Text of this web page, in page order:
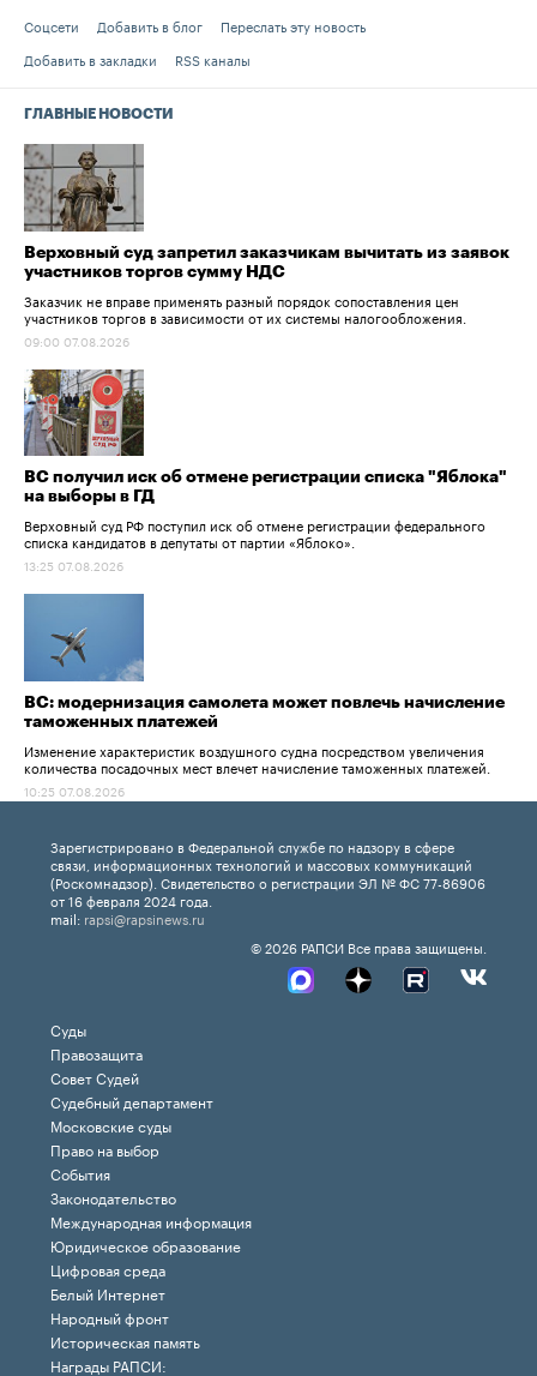
Соцсети Добавить в блог
Переслать эту новость
Добавить в закладки
RSS каналы
ГЛАВНЫЕ НОВОСТИ
Верховный суд запретил заказчикам вычитать из заявок
участников торгов сумму НДС
Заказчик не вправе применять разный порядок сопоставления цен
участников торгов в зависимости от их системы налогообложения.
09:00 07.08.2026
ВС получил иск об отмене регистрации списка "Яблока"
на выборы в ГД
Верховный суд РФ поступил иск об отмене регистрации федерального
списка кандидатов в депутаты от партии «Яблоко».
13:25 07.08.2026
ВС: модернизация самолета может повлечь начисление
таможенных платежей
Изменение характеристик воздушного судна посредством увеличения
количества посадочных мест влечет начисление таможенных платежей.
10:25 07.08.2026
Зарегистрировано в Федеральной службе по надзору в сфере
связи, информационных технологий и массовых коммуникаций
(Роскомнадзор). Свидетельство о регистрации ЭЛ № ФС 77-86906
от 16 февраля 2024 года.
mail: rapsi@rapsinews.ru
© 2026 РАПСИ Все права защищены.
Суды
Правозащита
Совет Судей
Судебный департамент
Московские суды
Право на выбор
События
Законодательство
Международная информация
Юридическое образование
Цифровая среда
Белый Интернет
Народный фронт
Историческая память
Награды РАПСИ: